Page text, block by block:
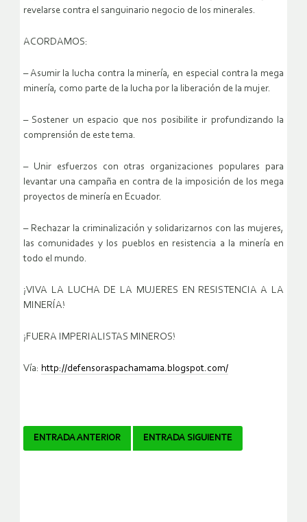
revelarse contra el sanguinario negocio de los minerales.
ACORDAMOS:
– Asumir la lucha contra la minería, en especial contra la mega
minería, como parte de la lucha por la liberación de la mujer.
– Sostener un espacio que nos posibilite ir profundizando la
comprensión de este tema.
– Unir esfuerzos con otras organizaciones populares para
levantar una campaña en contra de la imposición de los mega
proyectos de minería en Ecuador.
– Rechazar la criminalización y solidarizarnos con las mujeres,
las comunidades y los pueblos en resistencia a la minería en
todo el mundo.
¡VIVA LA LUCHA DE LA MUJERES EN RESISTENCIA A LA
MINERÍA!
¡FUERA IMPERIALISTAS MINEROS!
Vía: http://defensoraspachamama.blogspot.com/
Navegador
ENTRADA ANTERIOR ENTRADA SIGUIENTE